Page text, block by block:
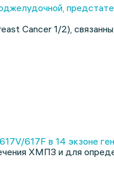
Cancer 1/2),
617F в 14 экзоне
ХМПЗ и для